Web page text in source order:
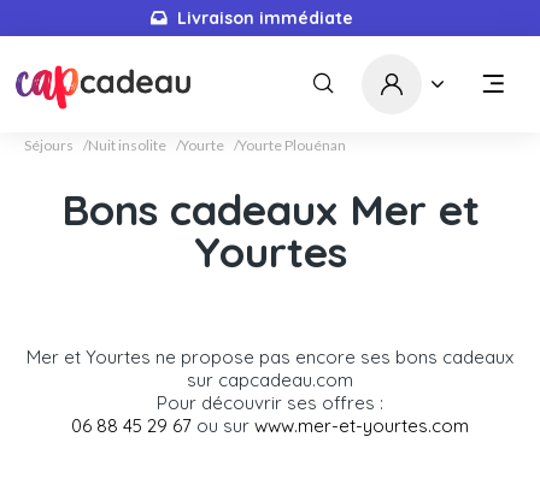
Livraison immédiate
Séjours Nuit insolite Yourte Yourte Plouénan
Bons cadeaux Mer et
Yourtes
Mer et Yourtes ne propose pas encore ses bons cadeaux
sur capcadeau.com
Pour découvrir ses offres :
06 88 45 29 67 ou sur www.mer-et-yourtes.com